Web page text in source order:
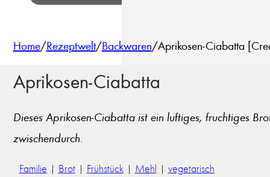
Home/Rezeptwelt/Backwaren/Aprikosen-Ciabatta
Aprikosen-Ciabatta
Dieses Aprikosen-Ciabatta ist ein luftiges, fruchtiges
zwischendurch.
Familie | Brot| Frühstück| Mehl | vegetarisch